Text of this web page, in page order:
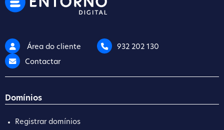
Área do cliente
932 202 130
Contactar
Domínios
Registrar domínios